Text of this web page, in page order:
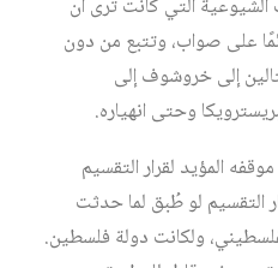
الشيوعية التي كانت ترى أن
على صواب، وتتبع من دون
إلى خروشوف إلى
وحتى انهياره.
المؤيد لقرار التقسيم
التقسيم لو طُبق لما حدثت
ولكانت دولة فلسطين.